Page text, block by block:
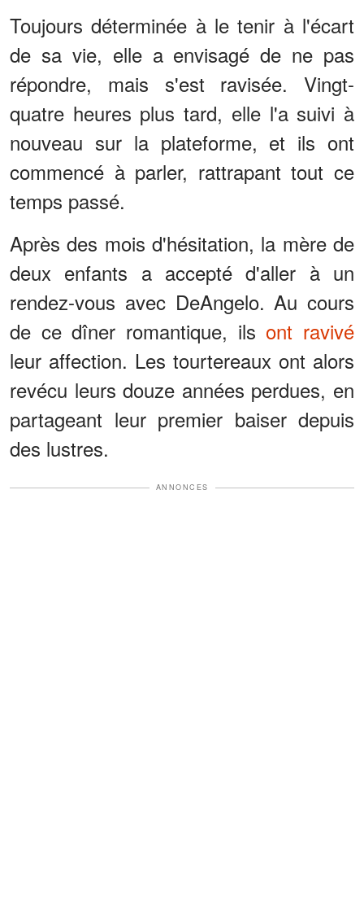
Toujours déterminée à le tenir à l'écart
de sa vie, elle a envisagé de ne pas
répondre, mais s'est ravisée. Vingt-
quatre heures plus tard, elle l'a suivi à
nouveau sur la plateforme, et ils ont
commencé à parler, rattrapant tout ce
temps passé.
Après des mois d'hésitation, la mère de
deux enfants a accepté d'aller à un
rendez-vous avec DeAngelo. Au cours
de ce dîner romantique, ils ont ravivé
leur affection. Les tourtereaux ont alors
revécu leurs douze années perdues, en
partageant leur premier baiser depuis
des lustres.
ANNONCES